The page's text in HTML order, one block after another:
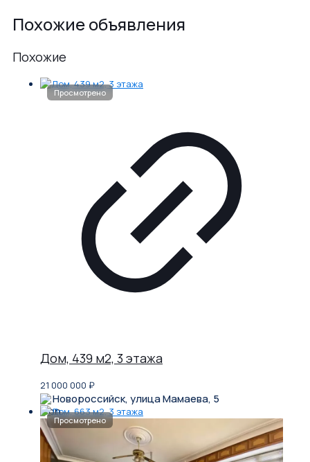
Похожие объявления
Похожие
Дом, 439 м2, 3 этажа
21 000 000 ₽
Новороссийск, улица Мамаева, 5